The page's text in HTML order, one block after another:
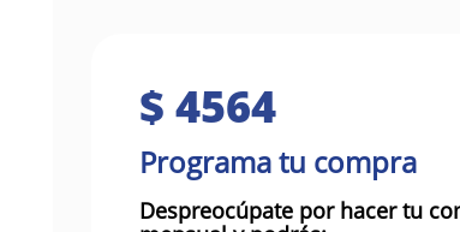
$ 4564
Programa tu compra
Despreocúpate por hacer tu